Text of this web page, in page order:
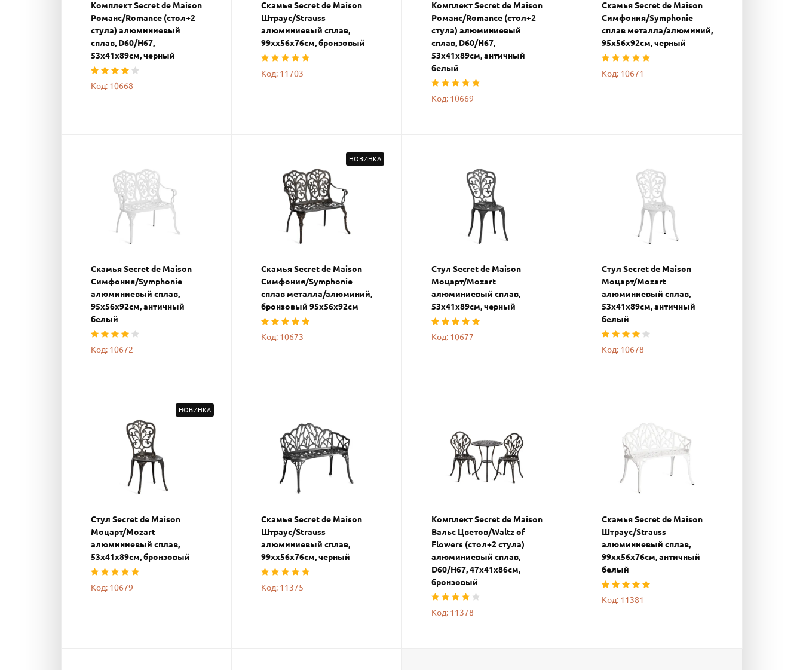
Комплект Secret de Maison
Романс/Romance (стол+2
стула) алюминиевый
сплав, D60/H67,
53х41х89см, черный
Код: 10668
Скамья Secret de Maison
Штраус/Strauss
алюминиевый сплав,
99хх56х76см, бронзовый
Код: 11703
Комплект Secret de Maison
Романс/Romance (стол+2
стула) алюминиевый
сплав, D60/H67,
53х41х89см, античный
белый
Код: 10669
Скамья Secret de Maison
Симфония/Symphonie
сплав металла/алюминий,
95х56х92см, черный
Код: 10671
Скамья Secret de Maison
Симфония/Symphonie
алюминиевый сплав,
95х56х92см, античный
белый
Код: 10672
НОВИНКА
Скамья Secret de Maison
Симфония/Symphonie
сплав металла/алюминий,
бронзовый 95х56х92см
Код: 10673
Стул Secret de Maison
Моцарт/Mozart
алюминиевый сплав,
53х41х89см, черный
Код: 10677
Стул Secret de Maison
Моцарт/Mozart
алюминиевый сплав,
53х41х89см, античный
белый
Код: 10678
НОВИНКА
Стул Secret de Maison
Моцарт/Mozart
алюминиевый сплав,
53х41х89см, бронзовый
Код: 10679
Скамья Secret de Maison
Штраус/Strauss
алюминиевый сплав,
99хх56х76см, черный
Код: 11375
Комплект Secret de Maison
Вальс Цветов/Waltz of
Flowers (стол+2 стула)
алюминиевый сплав,
D60/H67, 47х41х86см,
бронзовый
Код: 11378
Скамья Secret de Maison
Штраус/Strauss
алюминиевый сплав,
99хх56х76см, античный
белый
Код: 11381